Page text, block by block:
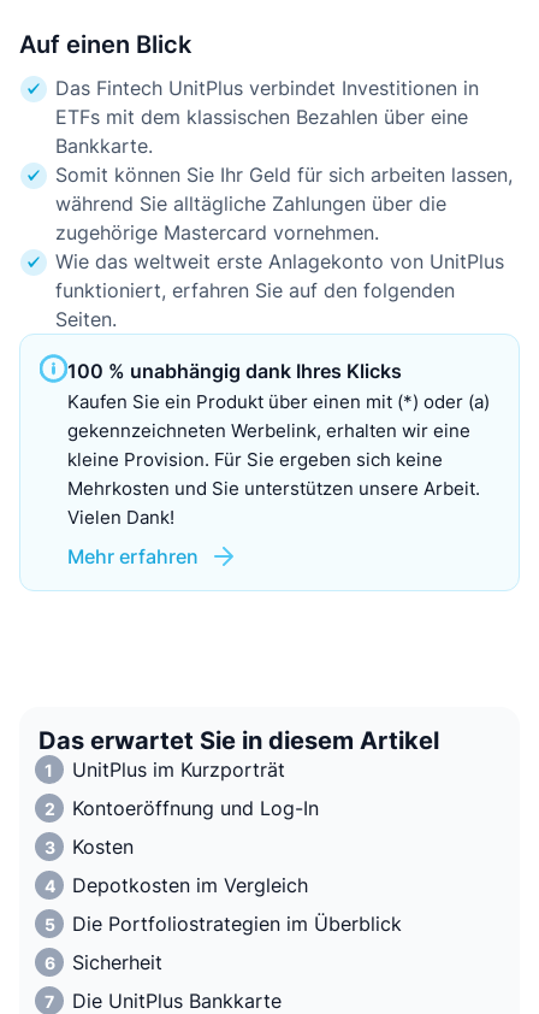
Auf einen Blick
Das Fintech UnitPlus verbindet Investitionen in
ETFs mit dem klassischen Bezahlen über eine
Bankkarte.
Somit können Sie Ihr Geld für sich arbeiten lassen,
während Sie alltägliche Zahlungen über die
zugehörige Mastercard vornehmen.
Wie das weltweit erste Anlagekonto von UnitPlus
funktioniert, erfahren Sie auf den folgenden
Seiten.
100 % unabhängig dank Ihres Klicks
Kaufen Sie ein Produkt über einen mit (*) oder (a)
gekennzeichneten Werbelink, erhalten wir eine
kleine Provision. Für Sie ergeben sich keine
Mehrkosten und Sie unterstützen unsere Arbeit.
Vielen Dank!
Mehr erfahren
Das erwartet Sie in diesem Artikel
UnitPlus im Kurzporträt
Kontoeröffnung und Log-In
Kosten
Depotkosten im Vergleich
Die Portfoliostrategien im Überblick
Sicherheit
Die UnitPlus Bankkarte